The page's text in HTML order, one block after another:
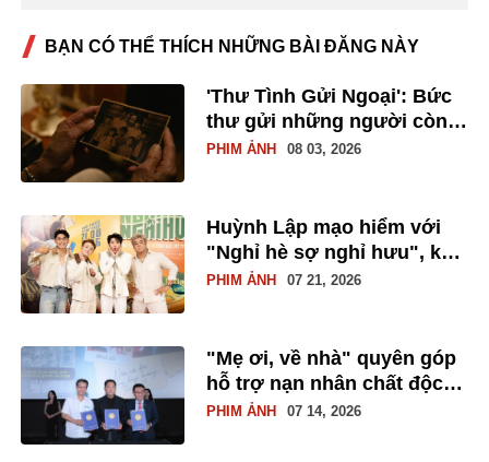
BẠN CÓ THỂ THÍCH NHỮNG BÀI ĐĂNG NÀY
'Thư Tình Gửi Ngoại': Bức
thư gửi những người còn
tin vào tình yêu
PHIM ẢNH 08 03, 2026
Huỳnh Lập mạo hiểm với
"Nghỉ hè sợ nghỉ hưu", kể
chuyện người trẻ nhìn về
PHIM ẢNH 07 21, 2026
"Mẹ ơi, về nhà" quyên góp
hỗ trợ nạn nhân chất độc
da cam từ doanh thu bán
PHIM ẢNH 07 14, 2026